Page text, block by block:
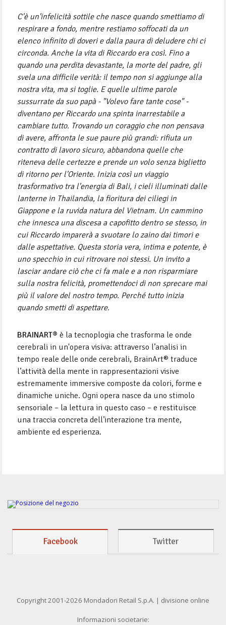
C'è un'infelicità sottile che nasce quando smettiamo di
respirare a fondo, mentre restiamo soffocati da un
elenco infinito di doveri e dalla paura di deludere chi ci
circonda. Anche la vita di Riccardo era così. Fino a
quando una perdita devastante, la morte del padre, gli
svela una difficile verità: il tempo non si aggiunge alla
nostra vita, ma si toglie. E quelle ultime parole
sussurrate da suo papà - "Volevo fare tante cose" -
diventano per Riccardo una spinta inarrestabile a
cambiare tutto. Trovando un coraggio che non pensava
di avere, affronta le sue paure più grandi: rifiuta un
contratto di lavoro sicuro, abbandona quelle che
riteneva delle certezze e prende un volo senza biglietto
di ritorno per l'Oriente. Inizia così un viaggio
trasformativo tra l'energia di Bali, i cieli illuminati dalle
lanterne in Thailandia, la fioritura dei ciliegi in
Giappone e la ruvida natura del Vietnam. Un cammino
che innesca una discesa a capofitto dentro se stesso, in
cui Riccardo imparerà a svuotare lo zaino dai timori e
dalle aspettative. Questa storia vera, intima e potente, è
uno specchio in cui ritrovare noi stessi. Un invito a
lasciar andare ciò che ci fa male e a non risparmiare
sulla nostra felicità, promettendoci di non sprecare mai
più il valore del nostro tempo. Perché tutto inizia
quando smetti di aspettare.
BRAINART® è la tecnoplogia che trasforma le onde
cerebrali in un'opera visiva: attraverso l’analisi in
tempo reale delle onde cerebrali, BrainArt® traduce
l’attività della mente in rappresentazioni visive
estremamente immersive composte da colori, forme e
dinamiche uniche. Ogni opera nasce da uno stimolo
sensoriale – la lettura in questo caso – e restituisce
una traccia concreta dell’interazione tra mente,
ambiente ed esperienza.
Facebook Twitter
Copyright 2001-2026 Mondadori Retail S.p.A. | divisione online
Informazioni societarie: